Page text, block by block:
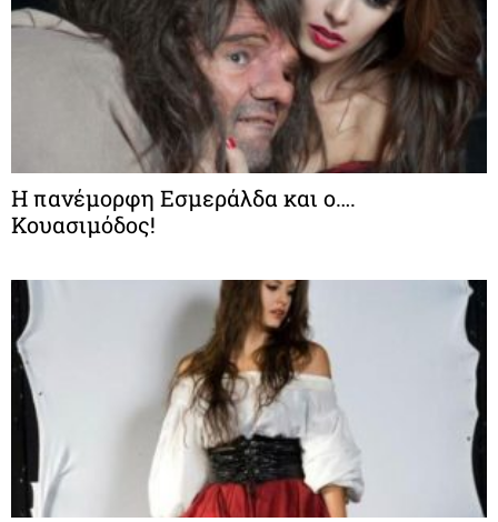
Η πανέμορφη Εσμεράλδα και ο….
Κουασιμόδος!